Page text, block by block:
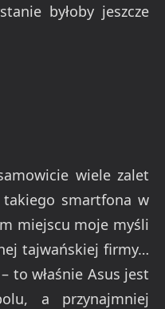
byłoby jeszcze
wiele zalet
takiego smartfona w
miejscu moje myśli
tajwańskiej firmy…
to właśnie Asus jest
a przynajmniej